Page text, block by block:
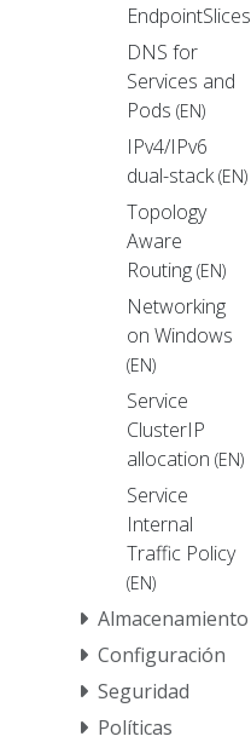
EndpointSlices
DNS for
Services and
Pods (EN)
IPv4/IPv6
dual-stack (EN)
Topology
Aware
Routing (EN)
Networking
on Windows
(EN)
Service
ClusterIP
allocation (EN)
Service
Internal
Traffic Policy
(EN)
Almacenamiento
Configuración
Seguridad
Políticas